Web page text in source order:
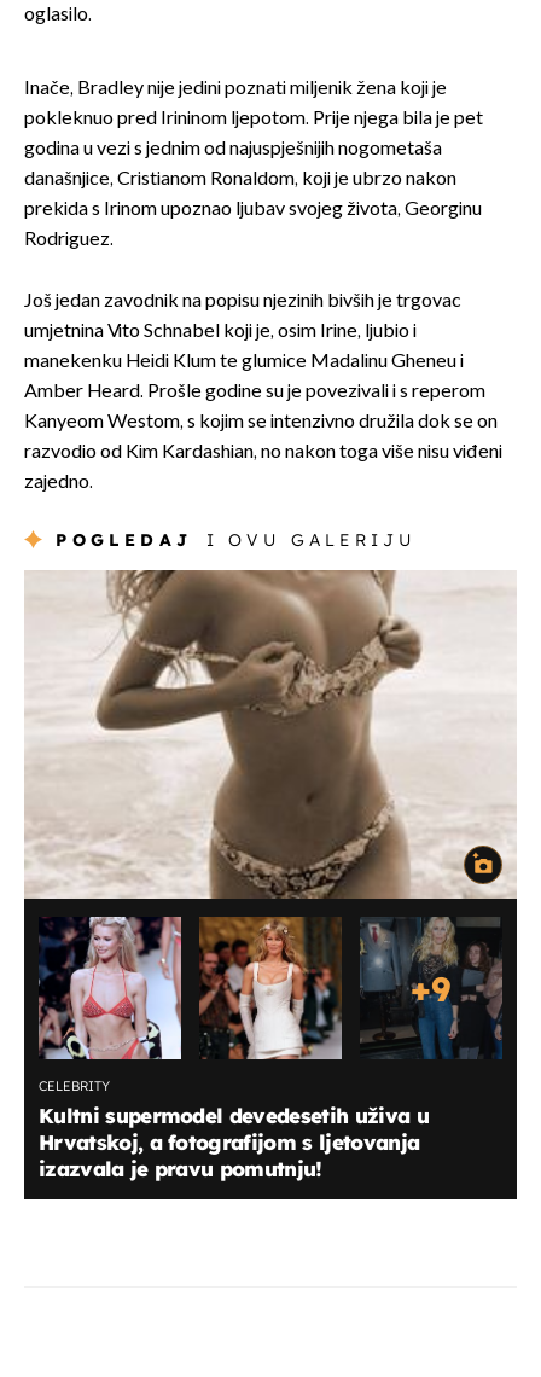
oglasilo.
Inače, Bradley nije jedini poznati miljenik žena koji je
pokleknuo pred Irininom ljepotom. Prije njega bila je pet
godina u vezi s jednim od najuspješnijih nogometaša
današnjice, Cristianom Ronaldom, koji je ubrzo nakon
prekida s Irinom upoznao ljubav svojeg života, Georginu
Rodriguez.
Još jedan zavodnik na popisu njezinih bivših je trgovac
umjetnina Vito Schnabel koji je, osim Irine, ljubio i
manekenku Heidi Klum te glumice Madalinu Gheneu i
Amber Heard. Prošle godine su je povezivali i s reperom
Kanyeom Westom, s kojim se intenzivno družila dok se on
razvodio od Kim Kardashian, no nakon toga više nisu viđeni
zajedno.
POGLEDAJ I OVU GALERIJU
+9
CELEBRITY
Kultni supermodel devedesetih uživa u
Hrvatskoj, a fotografijom s ljetovanja
izazvala je pravu pomutnju!